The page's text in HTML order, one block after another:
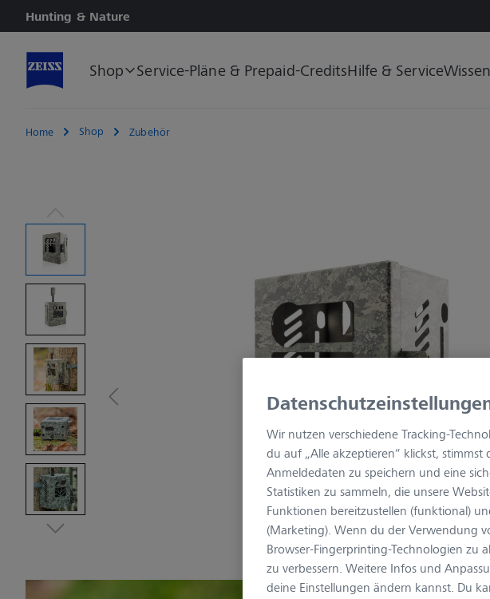
Hunting & Nature
Shop Service-Pläne & Prepaid-CreditsHilfe & Service
Home Shop Zubehör
Wir nutzen verschiedene Tracking-
du auf „Alle akzeptieren“ klickst,
Anmeldedaten zu speichern und eine
Statistiken zu sammeln, die unsere
Funktionen bereitzustellen (funktional)
(Marketing). Wenn du der Verwendung
Browser-Fingerprinting-Technologien zu
zu verbessern. Weitere Infos und
deine Einstellungen ändern kannst. Du